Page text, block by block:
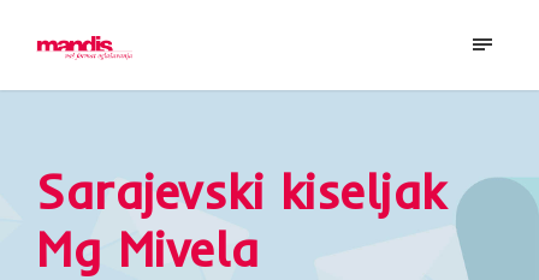
Sarajevski kiseljak
Mg Mivela